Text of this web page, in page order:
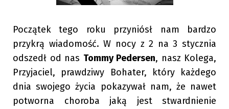
Początek tego roku przyniósł nam bardzo
przykrą wiadomość. W nocy z 2 na 3 stycznia
odszedł od nas Tommy Pedersen, nasz Kolega,
Przyjaciel, prawdziwy Bohater, który każdego
dnia swojego życia pokazywał nam, że nawet
potworna choroba jaką jest stwardnienie